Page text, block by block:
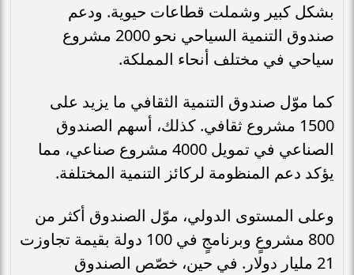
بشكل كبير وشملت قطاعات حيوية. ودعم
صندوق التنمية السياحي نحو 2000 مشروع
سياحي في مختلف أنحاء المملكة.
كما موّل صندوق التنمية الثقافي ما يزيد على
1500 مشروع ثقافي. كذلك، أسهم الصندوق
الصناعي في تمويل 4000 مشروع صناعي، مما
يؤكد دعم المنظومة لركائز التنمية المختلفة.
وعلى المستوى الدولي، موّل الصندوق أكثر من
800 مشروعٍ وبرنامجٍ في 100 دولة بقيمة تجاوزت
21 مليار دولار. في حين، خصّص الصندوق